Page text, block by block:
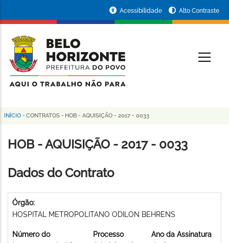
conteúdo
principal
da
Prefeitura
de
Horizonte
Acessibilidade Alto Contraste
Trilha
de
INÍCIO - CONTRATOS - HOB - AQUISIÇÃO - 2017 - 0033
HOB - AQUISIÇÃO - 2017 - 0033
Dados do Contrato
Órgão:
HOSPITAL METROPOLITANO ODILON BEHRENS
Número do
Processo
Ano da Assinatura